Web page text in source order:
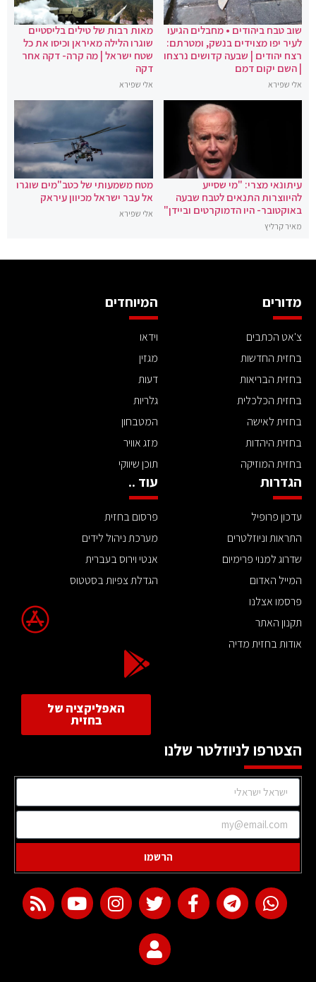
שוב טבח ביהודים • מחבלים הגיעו
לעיר יפו מצוידים בנשק, ומטרתם:
רצח יהודים | שבעה קדושים נרצחו
| השם יקום דמם
אלי שפירא
מאות רבות של טילים בליסטיים
שוגרו הלילה מאיראן וכיסו את כל
שטח ישראל | מה קרה- דקה אחר
דקה
אלי שפירא
עיתונאי מצרי: "מי שסייע
להיווצרות התנאים לטבח שבעה
באוקטובר- היו הדמוקרטים וביידן"
מאיר קרליץ
מטח משמעותי של כטב"מים שוגרו
אל עבר ישראל מכיוון עיראק
אלי שפירא
מדורים
צ'אט הכתבים
בחזית החדשות
בחזית הבריאות
בחזית הכלכלית
בחזית לאישה
בחזית היהדות
בחזית המוזיקה
המיוחדים
וידאו
מגזין
דעות
גלריות
המטבחון
מזג אוויר
תוכן שיווקי
הגדרות
עדכון פרופיל
התראות וניוזלטרים
שדרוג למנוי פרימיום
המייל האדום
פרסמו אצלנו
תקנון האתר
אודות בחזית מדיה
עוד ..
פרסום בחזית
מערכת ניהול לידים
אנטי וירוס בעברית
הגדלת צפיות בסטטוס
האפליקציה של
בחזית
הצטרפו לניוזלטר שלנו
הרשמו